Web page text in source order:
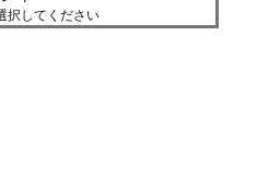
択してください